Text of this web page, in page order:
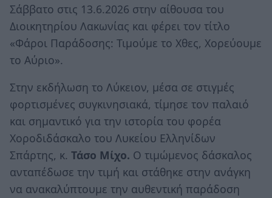
Σάββατο στις 13.6.2026 στην αίθουσα του
Διοικητηρίου Λακωνίας και φέρει τον τίτλο
«Φάροι Παράδοσης: Τιμούμε το Χθες, Χορεύουμε
το Αύριο».
Στην εκδήλωση το Λύκειον, μέσα σε στιγμές
φορτισμένες συγκινησιακά, τίμησε τον παλαιό
και σημαντικό για την ιστορία του φορέα
Χοροδιδάσκαλο του Λυκείου Ελληνίδων
Σπάρτης, κ. Τάσο Μίχο. Ο τιμώμενος δάσκαλος
ανταπέδωσε την τιμή και στάθηκε στην ανάγκη
να ανακαλύπτουμε την αυθεντική παράδοση